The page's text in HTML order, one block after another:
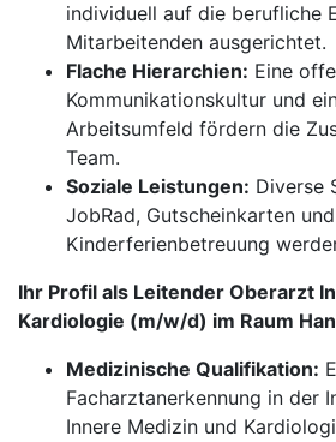
individuell auf die berufliche
Mitarbeitenden ausgerichtet.
Flache Hierarchien: Eine
Kommunikationskultur und
Arbeitsumfeld fördern die
Team.
Soziale Leistungen: Diverse
JobRad, Gutscheinkarten und
Kinderferienbetreuung
Ihr Profil als Leitender Oberarzt
Kardiologie (m/w/d) im Raum
Medizinische Qualifikation:
Facharztanerkennung in der
Innere Medizin und